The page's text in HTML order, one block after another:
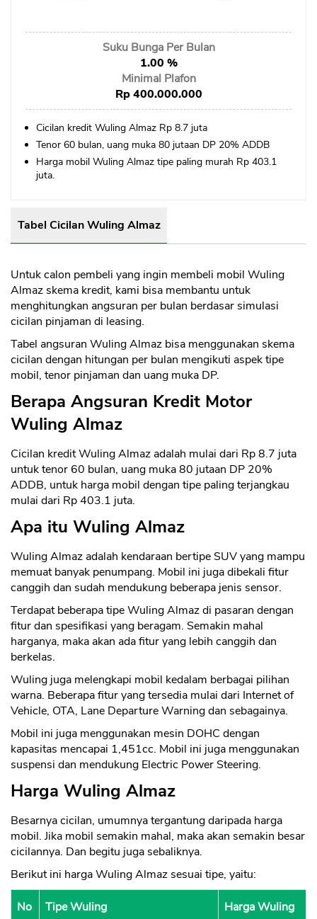
Exchange
Asuransi
Asuransi Jiwa
Asuransi Syariah
Suku Bunga Per Bulan
1.00 %
Minimal Plafon
Rp 400.000.000
Cicilan kredit Wuling Almaz Rp 8.7 juta
Tenor 60 bulan, uang muka 80 jutaan DP 20% ADDB
Harga mobil Wuling Almaz tipe paling murah Rp 403.1
juta.
Tabel Cicilan Wuling Almaz
Untuk calon pembeli yang ingin membeli mobil Wuling
Almaz skema kredit, kami bisa membantu untuk
menghitungkan angsuran per bulan berdasar simulasi
cicilan pinjaman di leasing.
Tabel angsuran Wuling Almaz bisa menggunakan skema
cicilan dengan hitungan per bulan mengikuti aspek tipe
mobil, tenor pinjaman dan uang muka DP.
Berapa Angsuran Kredit Motor
Wuling Almaz
Cicilan kredit Wuling Almaz adalah mulai dari Rp 8.7 juta
untuk tenor 60 bulan, uang muka 80 jutaan DP 20%
ADDB, untuk harga mobil dengan tipe paling terjangkau
mulai dari Rp 403.1 juta.
Apa itu Wuling Almaz
Wuling Almaz adalah kendaraan bertipe SUV yang mampu
memuat banyak penumpang. Mobil ini juga dibekali fitur
canggih dan sudah mendukung beberapa jenis sensor.
Terdapat beberapa tipe Wuling Almaz di pasaran dengan
fitur dan spesifikasi yang beragam. Semakin mahal
harganya, maka akan ada fitur yang lebih canggih dan
berkelas.
Wuling juga melengkapi mobil kedalam berbagai pilihan
warna. Beberapa fitur yang tersedia mulai dari Internet of
Vehicle, OTA, Lane Departure Warning dan sebagainya.
Mobil ini juga menggunakan mesin DOHC dengan
kapasitas mencapai 1,451cc. Mobil ini juga menggunakan
suspensi dan mendukung Electric Power Steering.
Harga Wuling Almaz
Besarnya cicilan, umumnya tergantung daripada harga
mobil. Jika mobil semakin mahal, maka akan semakin besar
cicilannya. Dan begitu juga sebaliknya.
Berikut ini harga Wuling Almaz sesuai tipe, yaitu:
No Tipe Wuling Harga Wuling